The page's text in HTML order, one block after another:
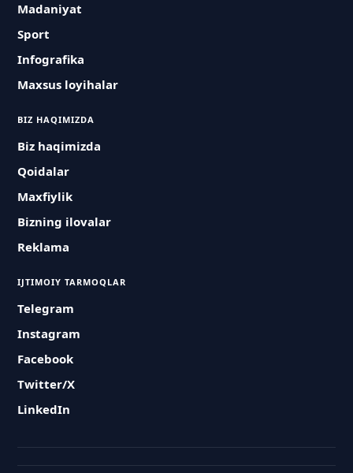
Madaniyat
Sport
Infografika
Maxsus loyihalar
BIZ HAQIMIZDA
Biz haqimizda
Qoidalar
Maxfiylik
Bizning ilovalar
Reklama
IJTIMOIY TARMOQLAR
Telegram
Instagram
Facebook
Twitter/X
LinkedIn